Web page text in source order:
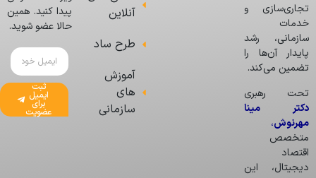
تجاری‌سازی و
خدمات
سازمانی، رشد
پایدار آن‌ها را
تضمین می‌کند.
تحت رهبری
دکتر مینا
مهرنوش،
متخصص
اقتصاد
دیجیتال، این
آنلاین
طرح ساد
آموزش
های
سازمانی
پیدا کنید. همین
حالا عضو شوید.
ثبت
ایمیل
برای
عضویت